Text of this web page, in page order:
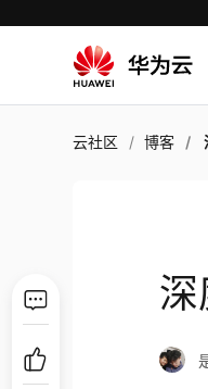
云社区 博客